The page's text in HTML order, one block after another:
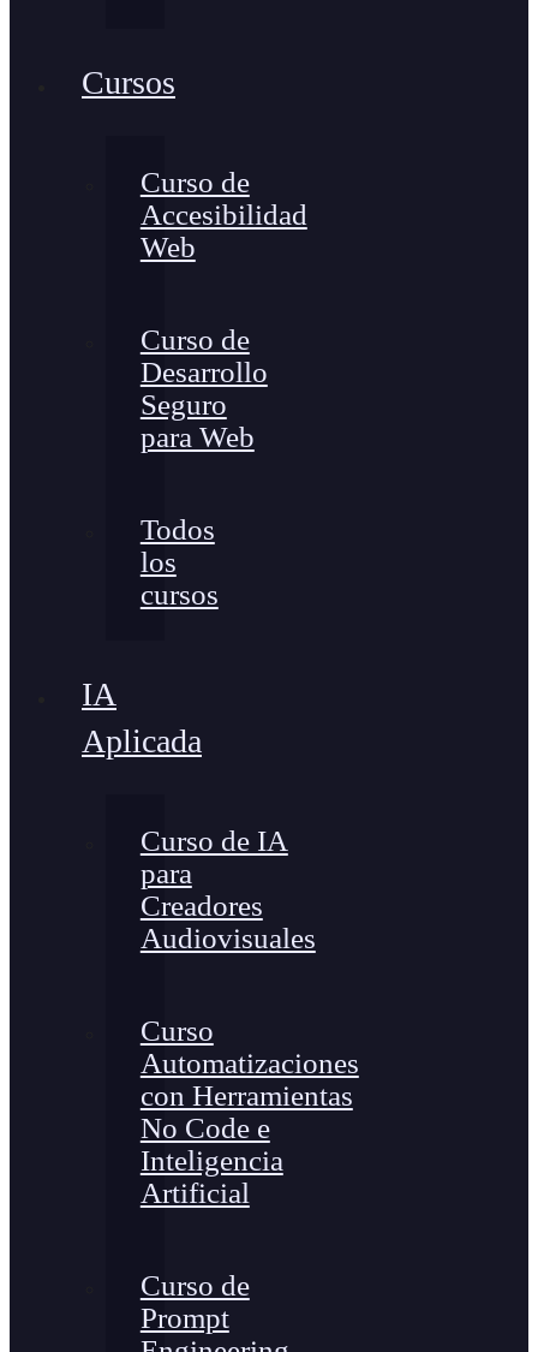
Cursos
Curso de
Accesibilidad
Web
Curso de
Desarrollo
Seguro
para Web
Todos
los
cursos
IA
Aplicada
Curso de IA
para
Creadores
Audiovisuales
Curso
Automatizaciones
con Herramientas
No Code e
Inteligencia
Artificial
Curso de
Prompt